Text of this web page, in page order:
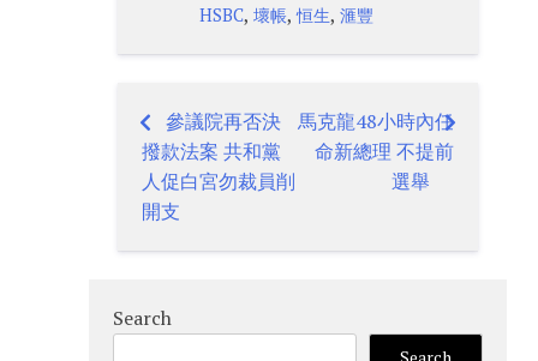
HSBC, 壞帳,恒生, 滙豐
Post
navigation
參議院再否決
撥款法案 共和黨
人促白宮勿裁員削
開支
馬克龍48小時內任
命新總理 不提前
選舉
Search
Search